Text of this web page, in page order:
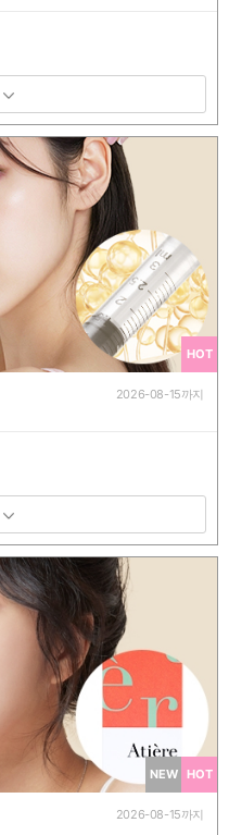
패키지 보기 토글
HOT
2026-08-15까지
패키지 보기 토글
NEW HOT
2026-08-15까지